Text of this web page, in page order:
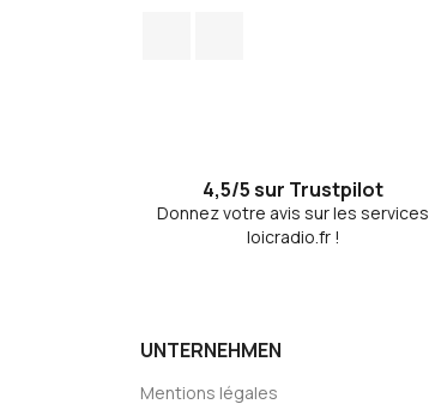
4,5/5 sur Trustpilot
Donnez votre avis sur les services
loicradio.fr !
UNTERNEHMEN
Mentions légales